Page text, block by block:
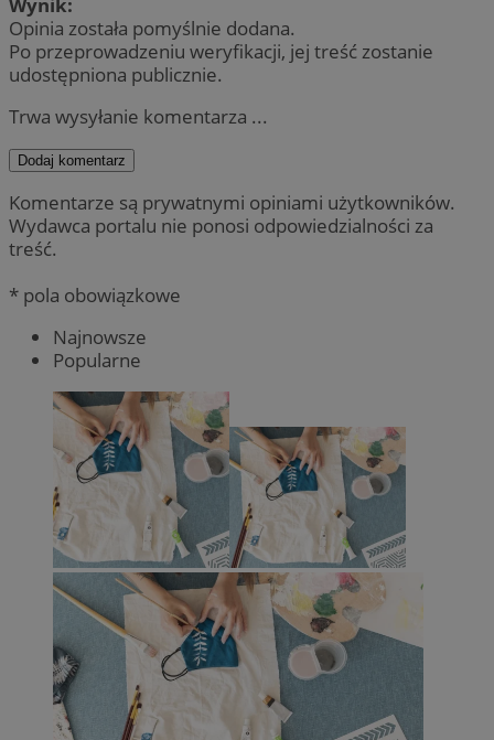
Opinia została pomyślnie dodana.
Po przeprowadzeniu weryfikacji, jej treść zostanie
udostępniona publicznie.
Trwa wysyłanie komentarza ...
Dodaj komentarz
Komentarze są prywatnymi opiniami użytkowników.
Wydawca portalu nie ponosi odpowiedzialności za
treść.
* pola obowiązkowe
Najnowsze
Popularne